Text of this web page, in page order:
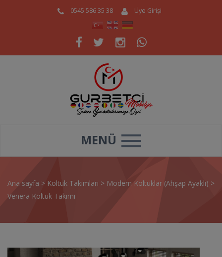
0545 586 35 38 Üye Girişi
MENÜ
Ana sayfa > Koltuk Takımları > Modern Koltuklar (Ahşap Ayaklı) >
Venera Koltuk Takımı